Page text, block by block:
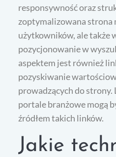
responsywność oraz
zoptymalizowana strona
użytkowników, ale także
pozycjonowanie w
aspektem jest również
pozyskiwanie
prowadzących do strony.
portale branżowe mogą
źródłem takich linków.
Jakie